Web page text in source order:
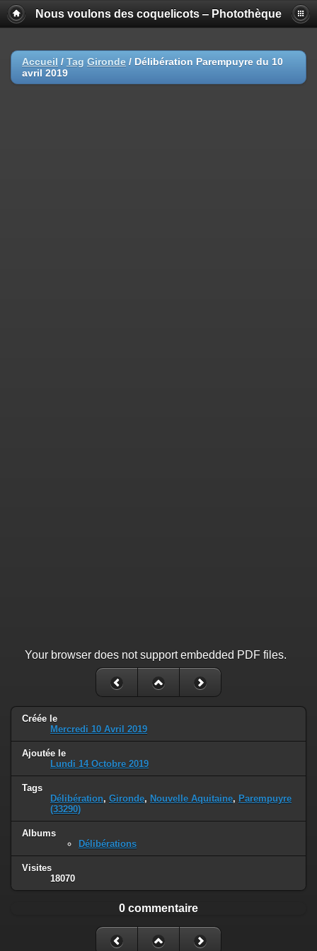
Nous voulons des coquelicots ‒ Photothèque
Accueil / Tag Gironde / Délibération Parempuyre du 10
avril 2019
Your browser does not support embedded PDF files.
Créée le
Mercredi 10 Avril 2019
Ajoutée le
Lundi 14 Octobre 2019
Tags
Délibération, Gironde, Nouvelle Aquitaine, Parempuyre
(33290)
Albums
Délibérations
Visites
18070
0 commentaire